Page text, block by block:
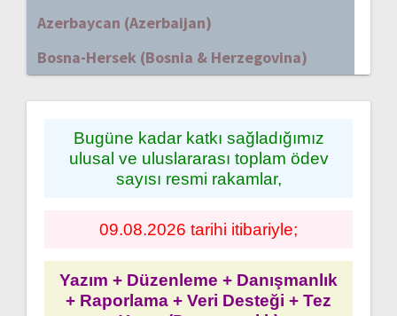
Azerbaycan (Azerbaijan)
Bosna-Hersek (Bosnia & Herzegovina)
Bugüne kadar katkı sağladığımız
ulusal ve uluslararası toplam ödev
sayısı resmi rakamlar,
09.08.2026 tarihi itibariyle;
Yazım + Düzenleme + Danışmanlık
+ Raporlama + Veri Desteği + Tez